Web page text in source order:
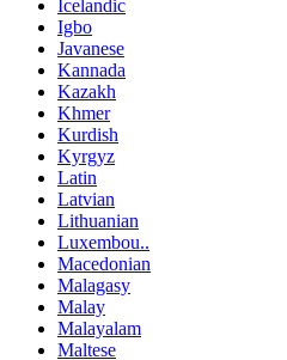
Icelandic
Igbo
Javanese
Kannada
Kazakh
Khmer
Kurdish
Kyrgyz
Latin
Latvian
Lithuanian
Luxembou..
Macedonian
Malagasy
Malay
Malayalam
Maltese